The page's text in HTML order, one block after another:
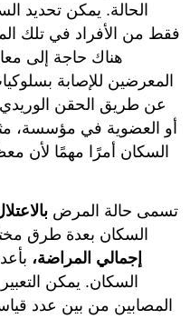
الحالة. يمكن تحديد
فقط من الأفراد في تلك
هناك حاجة إلى
المعرضين للإصابة
عن طريق الحقن الوريدي،
أو العضوية في مؤسسة،
السكان أمرًا مهمًا لأن
تسمى حالة المرض
السكان بعدة طرق
إجمالي المراضة،
السكان. يمكن
المصابين من بين عدد